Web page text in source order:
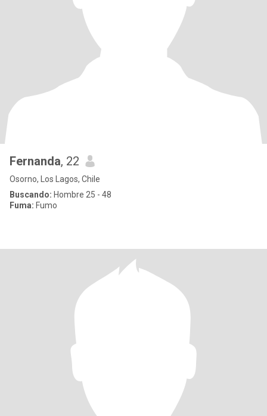
Fernanda, 22
Osorno, Los Lagos, Chile
Buscando: Hombre 25 - 48
Fuma: Fumo